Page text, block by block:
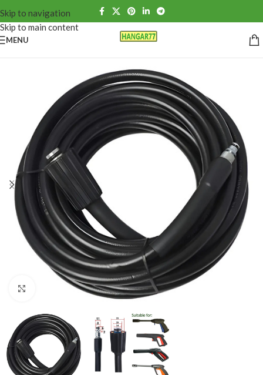
Skip to navigation
Skip to main content
MENU
Click to enlarge